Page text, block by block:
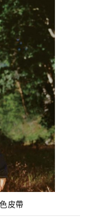
皮帶